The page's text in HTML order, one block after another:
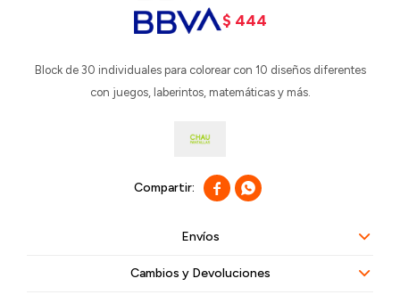
$ 444
Block de 30 individuales para colorear con 10 diseños diferentes
con juegos, laberintos, matemáticas y más.
 
Envíos
Cambios y Devoluciones